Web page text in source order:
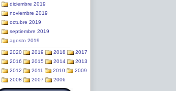
diciembre 2019
noviembre 2019
octubre 2019
septiembre 2019
agosto 2019
2020 2019 2018
2017
2016
2015 2014
2013
2012
2011 2010
2009
2008
2007 2006